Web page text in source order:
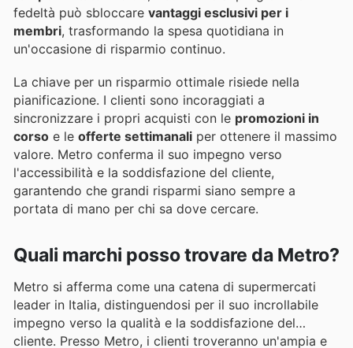
fedeltà può sbloccare vantaggi esclusivi per i
membri, trasformando la spesa quotidiana in
un'occasione di risparmio continuo.
La chiave per un risparmio ottimale risiede nella
pianificazione. I clienti sono incoraggiati a
sincronizzare i propri acquisti con le promozioni in
corso e le offerte settimanali per ottenere il massimo
valore. Metro conferma il suo impegno verso
l'accessibilità e la soddisfazione del cliente,
garantendo che grandi risparmi siano sempre a
portata di mano per chi sa dove cercare.
Quali marchi posso trovare da Metro?
Metro si afferma come una catena di supermercati
leader in Italia, distinguendosi per il suo incrollabile
impegno verso la qualità e la soddisfazione del
cliente. Presso Metro, i clienti troveranno un'ampia e